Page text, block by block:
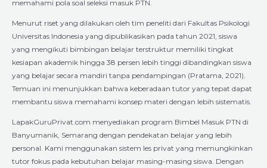
memahami pola soal seleksi masuk PTN.
Menurut riset yang dilakukan oleh tim peneliti dari Fakultas Psikologi
Universitas Indonesia yang dipublikasikan pada tahun 2021, siswa
yang mengikuti bimbingan belajar terstruktur memiliki tingkat
kesiapan akademik hingga 38 persen lebih tinggi dibandingkan siswa
yang belajar secara mandiri tanpa pendampingan (Pratama, 2021).
Temuan ini menunjukkan bahwa keberadaan tutor yang tepat dapat
membantu siswa memahami konsep materi dengan lebih sistematis.
LapakGuruPrivat.com menyediakan program Bimbel Masuk PTN di
Banyumanik, Semarang dengan pendekatan belajar yang lebih
personal. Kami menggunakan sistem les privat yang memungkinkan
tutor fokus pada kebutuhan belajar masing-masing siswa. Dengan